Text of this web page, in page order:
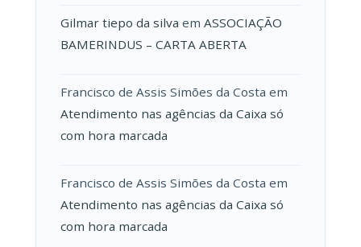
Gilmar tiepo da silva em ASSOCIAÇÃO
BAMERINDUS – CARTA ABERTA
Francisco de Assis Simões da Costa em
Atendimento nas agências da Caixa só
com hora marcada
Francisco de Assis Simões da Costa em
Atendimento nas agências da Caixa só
com hora marcada